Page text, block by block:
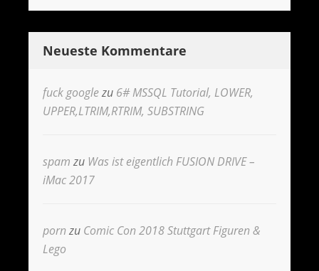
Neueste Kommentare
fuck googlezu 6# MSSQL Tutorial, LOWER,
UPPER,LTRIM,RTRIM, SUBSTRING
spam zu Was ist eigentlich FUSION DRIVE –
iMac 2017
pornzu Comic Con 2018 Stuttgart Figuren &
Lego